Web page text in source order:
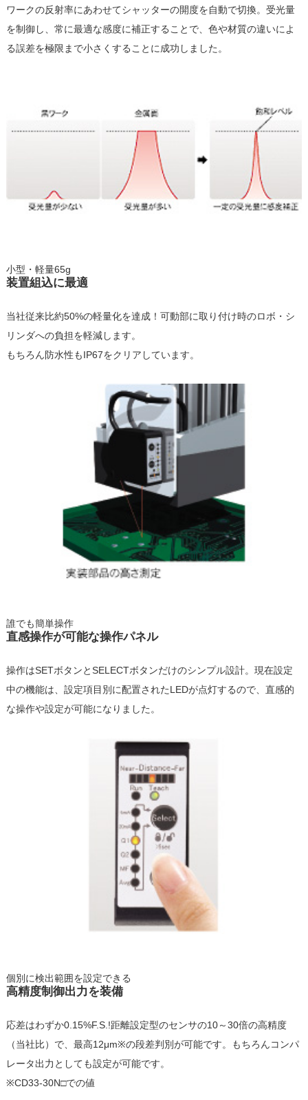
ワークの反射率にあわせてシャッターの開度を自動で切換。受光量
を制御し、常に最適な感度に補正することで、色や材質の違いによ
る誤差を極限まで小さくすることに成功しました。
小型・軽量65g
装置組込に最適
当社従来比約50%の軽量化を達成！可動部に取り付け時のロボ・シ
リンダへの負担を軽減します。
もちろん防水性もIP67をクリアしています。
誰でも簡単操作
直感操作が可能な操作パネル
操作はSETボタンとSELECTボタンだけのシンプル設計。現在設定
中の機能は、設定項目別に配置されたLEDが点灯するので、直感的
な操作や設定が可能になりました。
個別に検出範囲を設定できる
高精度制御出力を装備
応差はわずか0.15%F.S.!距離設定型のセンサの10～30倍の高精度
（当社比）で、最高12μm※の段差判別が可能です。もちろんコンパ
レータ出力としても設定が可能です。
※CD33-30N□での値